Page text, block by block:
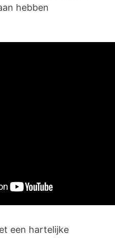
hebben
een hartelijke